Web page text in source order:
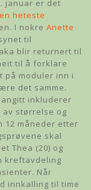
januar er det
heteste
I nokre Anette
til
blir returnert til
til å forklare
på moduler inn i
det samme.
angitt inkluderer
av størrelse og
12 måneder etter
skal
Thea (20) og
kreftavdeling
Når
innkalling til time